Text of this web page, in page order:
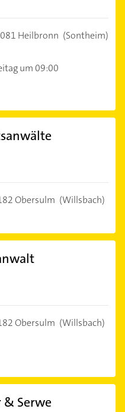
Heilbronn (Sontheim)
um 09:00
Obersulm (Willsbach)
Obersulm (Willsbach)
& Serwe